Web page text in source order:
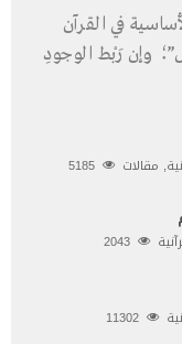
في القرآن
وإن رَبْط الوجودِ
, مقالات